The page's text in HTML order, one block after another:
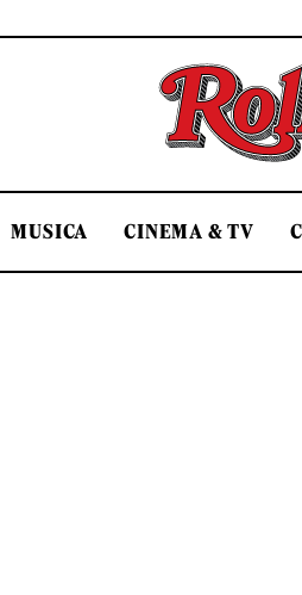
MUSICA CINEMA & TV